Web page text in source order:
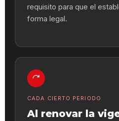
requisito para que el
forma legal.
CADA CIERTO PERIODO
Al renovar la